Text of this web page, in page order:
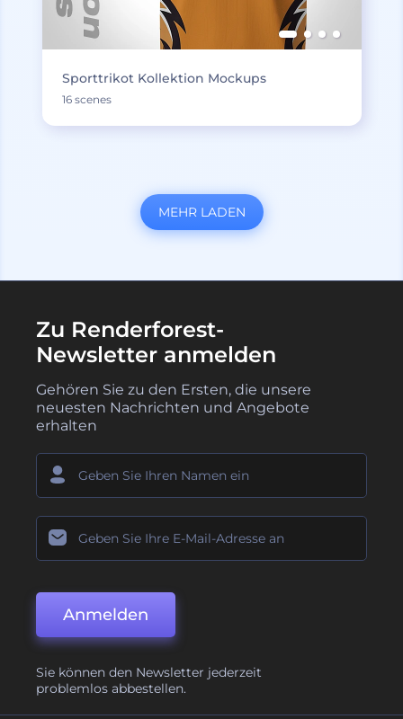
Sporttrikot Kollektion Mockups
16 scenes
MEHR LADEN
Zu Renderforest-
Newsletter anmelden
Gehören Sie zu den Ersten, die unsere
neuesten Nachrichten und Angebote
erhalten
Anmelden
Sie können den Newsletter jederzeit
problemlos abbestellen.